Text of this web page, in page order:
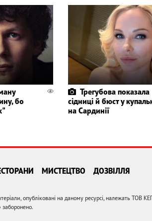
бо
Трегубова показала
сідниці й бюст у
на Сардинії
МИСТЕЦТВО ДОЗВІЛЛЯ
опубліковані на даному ресурсі, належать ТОВ